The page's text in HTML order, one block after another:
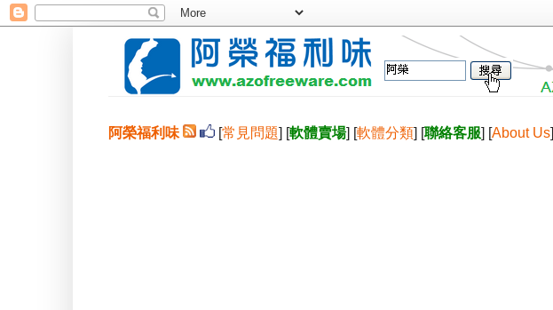
阿榮福利味 [常見問題] [軟體賣場] [軟體分類] [聯絡客服] [About Us]